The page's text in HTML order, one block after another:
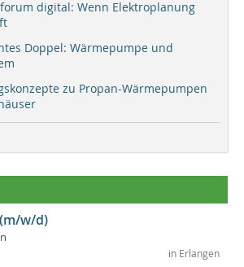
digital: Wenn Elektroplanung
Doppel: Wärmepumpe und
zu Propan-Wärmepumpen
w/d)
in Erlangen